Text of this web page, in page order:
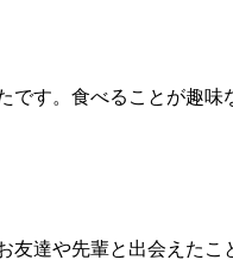
す。食べることが趣味
達や先輩と出会えたこ